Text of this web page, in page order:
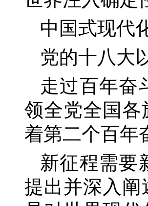
中国式现代
党的十八大
走过百年奋
领全党全国
着第二个百年
新征程需要
提出并深入